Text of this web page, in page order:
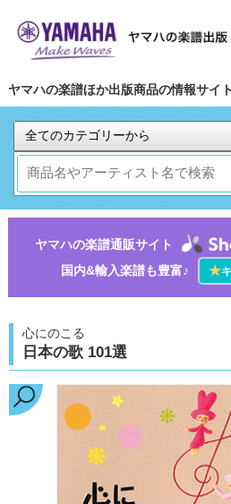
ヤマハの楽譜ほか出版商品の情報サイト
ヤマハの楽譜通販サイト
国内&輸入楽譜も豊富♪
★
心にのこる
日本の歌 101選